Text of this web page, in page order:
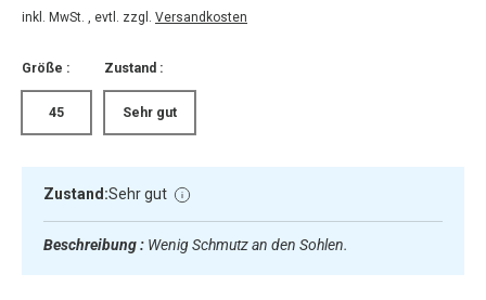
inkl. MwSt. , evtl. zzgl. Versandkosten
Größe :
45
Zustand :
Sehr gut
Zustand:Sehr gut
Beschreibung : Wenig Schmutz an den Sohlen.